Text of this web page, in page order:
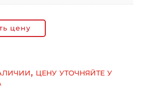
цену
цену уточняйте у